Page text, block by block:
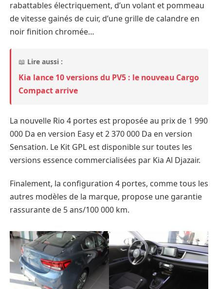
rabattables électriquement, d’un volant et pommeau
de vitesse gainés de cuir, d’une grille de calandre en
noir finition chromée…
📖 Lire aussi :
Kia lance 10 versions du PV5 : le nouveau Cargo
Compact arrive
La nouvelle Rio 4 portes est proposée au prix de 1 990
000 Da en version Easy et 2 370 000 Da en version
Sensation. Le Kit GPL est disponible sur toutes les
versions essence commercialisées par Kia Al Djazair.
Finalement, la configuration 4 portes, comme tous les
autres modèles de la marque, propose une garantie
rassurante de 5 ans/100 000 km.